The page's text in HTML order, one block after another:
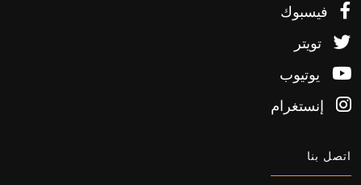
فيسبوك
تويتر
يوتيوب
إنستغرام
اتصل بنا